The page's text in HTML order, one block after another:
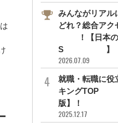
みんながリアル
どれ？総合アク
10！【日本の
S 2026】
2026.07.09
就職・転職に役
キング
版】！
2025.12.17